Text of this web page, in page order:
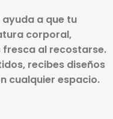
ayuda a que tu
corporal,
al recostarse.
, recibes diseños
cualquier espacio.